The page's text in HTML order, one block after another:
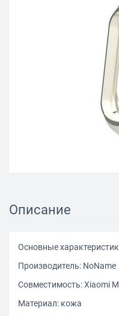
Описание
Основные
Производитель: NoName
Совместимость: Xiaomi
Материал: кожа